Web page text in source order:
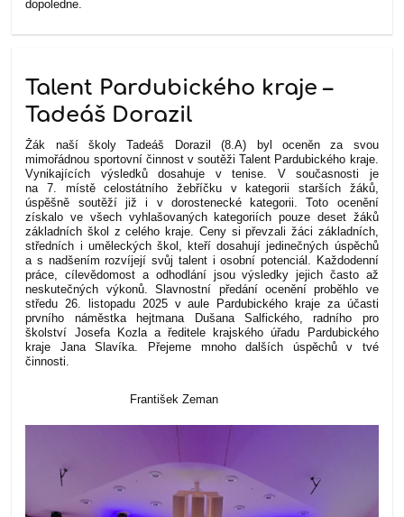
dopoledne.
Talent Pardubického kraje –
Tadeáš Dorazil
Žák naší školy Tadeáš Dorazil (8.A) byl oceněn za svou
mimořádnou sportovní činnost v soutěži Talent Pardubického kraje.
Vynikajících výsledků dosahuje v tenise. V současnosti je
na 7. místě celostátního žebříčku v kategorii starších žáků,
úspěšně soutěží již i v dorostenecké kategorii. Toto ocenění
získalo ve všech vyhlašovaných kategoriích pouze deset žáků
základních škol z celého kraje. Ceny si převzali žáci základních,
středních i uměleckých škol, kteří dosahují jedinečných úspěchů
a s nadšením rozvíjejí svůj talent i osobní potenciál. Každodenní
práce, cílevědomost a odhodlání jsou výsledky jejich často až
neskutečných výkonů. Slavnostní předání ocenění proběhlo ve
středu 26. listopadu 2025 v aule Pardubického kraje za účasti
prvního náměstka hejtmana Dušana Salfického, radního pro
školství Josefa Kozla a ředitele krajského úřadu Pardubického
kraje Jana Slavíka.
Přejeme mnoho dalších úspěchů v tvé
činnosti.
František Zeman